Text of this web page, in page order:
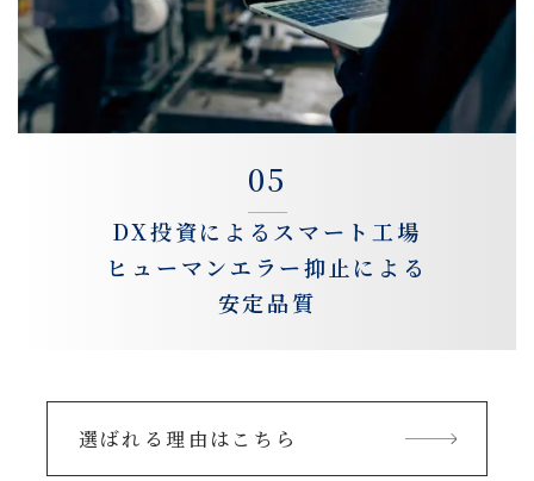
05
DX投資によるスマート工場
ヒューマンエラー抑止による
安定品質
選ばれる理由はこちら